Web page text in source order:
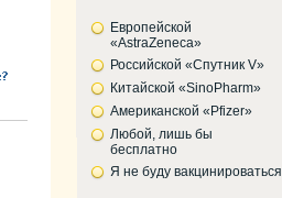
Европейской
«AstraZeneca»
Российской «Спутник V»
Китайской «SinoPharm»
Американской «Pfizer»
Любой, лишь бы
бесплатно
Я не буду вакцинироваться